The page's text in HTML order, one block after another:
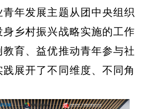
年发展主题从团中央组织
乡村振兴战略实施的工作
育、益优推动青年参与社
展开了不同维度、不同角